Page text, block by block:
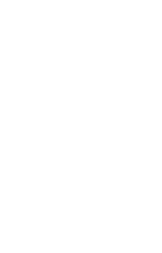
w naszej polityce prywatności.